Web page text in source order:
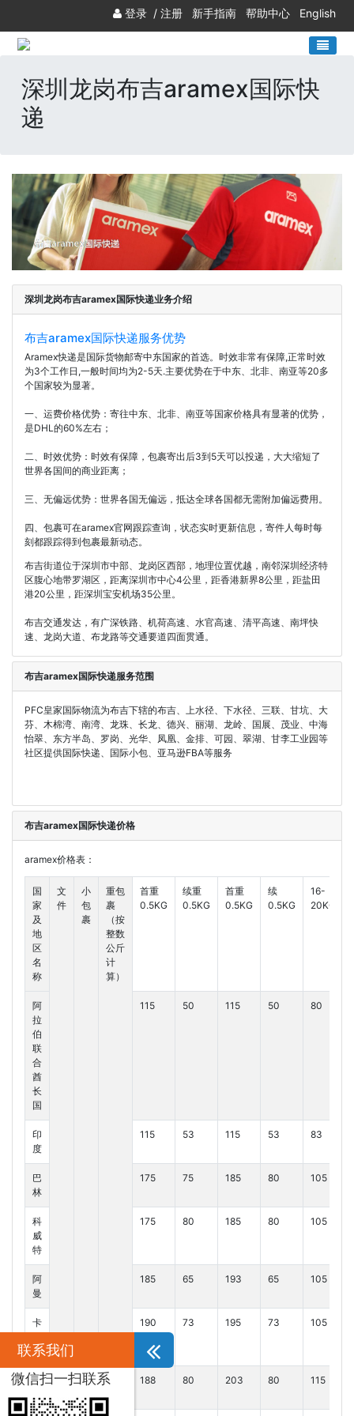
登录 / 注册 新手指南 帮助中心 English
深圳龙岗布吉aramex国际快
递
深圳龙岗布吉aramex国际快递业务介绍
布吉aramex国际快递服务优势
Aramex快递是国际货物邮寄中东国家的首选。时效非常有保障,正常时效
为3个工作日,一般时间均为2-5天.主要优势在于中东、北非、南亚等20多
个国家较为显著。
一、运费价格优势：寄往中东、北非、南亚等国家价格具有显著的优势，
是DHL的60%左右；
二、时效优势：时效有保障，包裹寄出后3到5天可以投递，大大缩短了
世界各国间的商业距离；
三、无偏远优势：世界各国无偏远，抵达全球各国都无需附加偏远费用。
四、包裹可在aramex官网跟踪查询，状态实时更新信息，寄件人每时每
刻都跟踪得到包裹最新动态。
布吉街道位于深圳市中部、龙岗区西部，地理位置优越，南邻深圳经济特
区腹心地带罗湖区，距离深圳市中心4公里，距香港新界8公里，距盐田
港20公里，距深圳宝安机场35公里。
布吉交通发达，有广深铁路、机荷高速、水官高速、清平高速、南坪快
速、龙岗大道、布龙路等交通要道四面贯通。
布吉aramex国际快递服务范围
PFC皇家国际物流为布吉下辖的布吉、上水径、下水径、三联、甘坑、大
芬、木棉湾、南湾、龙珠、长龙、德兴、丽湖、龙岭、国展、茂业、中海
怡翠、东方半岛、罗岗、光华、凤凰、金排、可园、翠湖、甘李工业园等
社区提供国际快递、国际小包、亚马逊FBA等服务
布吉aramex国际快递价格
aramex价格表：
国
家
及
地
区
名
称
文
件
小
包
裹
重包
裹
（按
整数
公斤
计
算）
首重
0.5KG
续重
0.5KG
首重
0.5KG
续
0.5KG
16-
20KG
阿
拉
伯
联
合
酋
长
国
115 50 115 50 80
印
度
115 53 115 53 83
巴
林
175 75 185 80 105
科
威
特
175 80 185 80 105
阿
曼
185 65 193 65 105
卡
尔
190 73 195 73 105
约
188 80 203 80 115
联系我们
微信扫一扫联系